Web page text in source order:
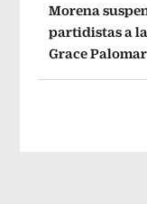
Morena
partidistas a
Grace